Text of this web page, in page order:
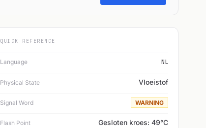
QUICK REFERENCE
Language NL
Physical State Vloeistof
Signal Word WARNING
Flash Point Gesloten kroes: 49°C